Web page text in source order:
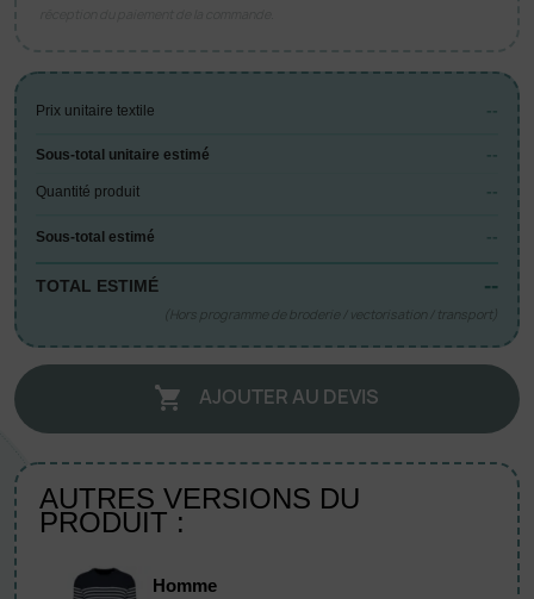
Prix unitaire textile --
Sous-total unitaire estimé --
Quantité produit --
Sous-total estimé --
TOTAL ESTIMÉ --
(Hors programme de broderie / vectorisation / transport)
 AJOUTER AU DEVIS
AUTRES VERSIONS DU
PRODUIT :
Homme